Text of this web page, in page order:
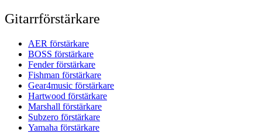
Gitarrförstärkare
AER förstärkare
BOSS förstärkare
Fender förstärkare
Fishman förstärkare
Gear4music förstärkare
Hartwood förstärkare
Marshall förstärkare
Subzero förstärkare
Yamaha förstärkare